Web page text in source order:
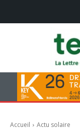
Accueil Actu solaire